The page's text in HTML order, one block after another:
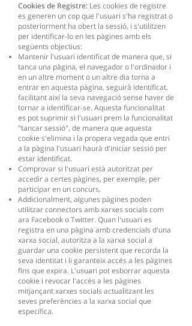
Cookies de Registre: Les cookies de registre
es generen un cop que l'usuari s'ha registrat o
posteriorment ha obert la sessió, i s'utilitzen
per identificar-lo en les pàgines amb els
següents objectius:
Mantenir l'usuari identificat de manera que, si
tanca una pàgina, el navegador o l'ordinador i
en un altre moment o un altre dia torna a
entrar en aquesta pàgina, seguirà identificat,
facilitant així la seva navegació sense haver de
tornar a identificar-se. Aquesta funcionalitat
es pot suprimir si l'usuari prem la funcionalitat
"tancar sessió", de manera que aquesta
cookie s'elimina i la propera vegada que entri
a la pàgina l'usuari haurà d'iniciar sessió per
estar identificat.
Comprovar si l'usuari està autoritzat per
accedir a certes pàgines, per exemple, per
participar en un concurs.
Addicionalment, algunes pàgines poden
utilitzar connectors amb xarxes socials com
ara Facebook o Twitter. Quan l'usuari es
registra en una pàgina amb credencials d'una
xarxa social, autoritza a la xarxa social a
guardar una cookie persistent que recorda la
seva identitat i li garanteix accés a les pàgines
fins que expira. L'usuari pot esborrar aquesta
cookie i revocar l'accés a les pàgines
mitjançant xarxes socials actualitzant les
seves preferències a la xarxa social que
específica.